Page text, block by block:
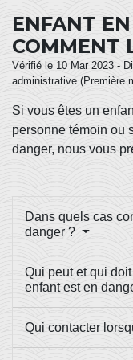
ENFANT
COMMENT
Vérifié le 10 Mar 2023 -
administrative (Première
Si vous êtes un
personne témoin ou
danger, nous vous
Dans quels cas
danger ?
Qui peut et qui
enfant est en
Qui contacter